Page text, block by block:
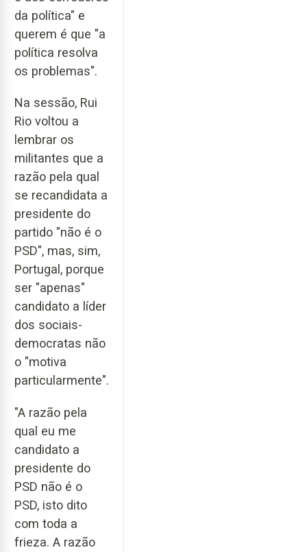
da política" e
querem é que "a
política resolva
os problemas".
Na sessão, Rui
Rio voltou a
lembrar os
militantes que a
razão pela qual
se recandidata a
presidente do
partido "não é o
PSD", mas, sim,
Portugal, porque
ser "apenas"
candidato a líder
dos sociais-
democratas não
o "motiva
particularmente".
"A razão pela
qual eu me
candidato a
presidente do
PSD não é o
PSD, isto dito
com toda a
frieza. A razão